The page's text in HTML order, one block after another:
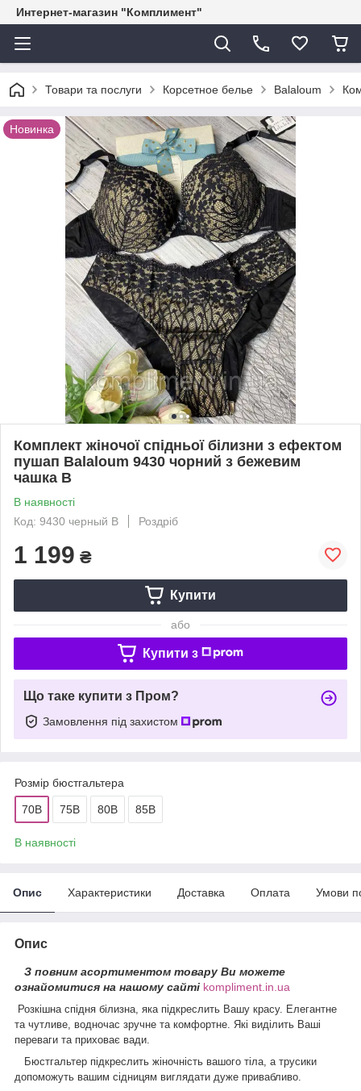
Интернет-магазин "Комплимент"
Товари та послуги Корсетное белье Balaloum
Новинка
Комплект жіночої спідньої білизни з ефектом
пушап Balaloum 9430 чорний з бежевим
чашка В
В наявності
Код: 9430 черный В
Роздріб
1 199 ₴
Купити
або
Купити з
Що таке купити з Пром?
Замовлення під захистом
Розмір бюстгальтера
70B 75B 80B 85B
В наявності
Опис Характеристики Доставка Оплата Умови
Опис
З повним асортиментом товару Ви можете
ознайомитися на нашому сайті kompliment.in.ua
Розкішна спідня білизна, яка підкреслить Вашу красу. Елегантне
та чутливе, водночас зручне та комфортне. Які виділить Ваші
переваги та приховає вади.
Бюстгальтер підкреслить жіночність вашого тіла, а трусики
допоможуть вашим сідницям виглядати дуже привабливо.